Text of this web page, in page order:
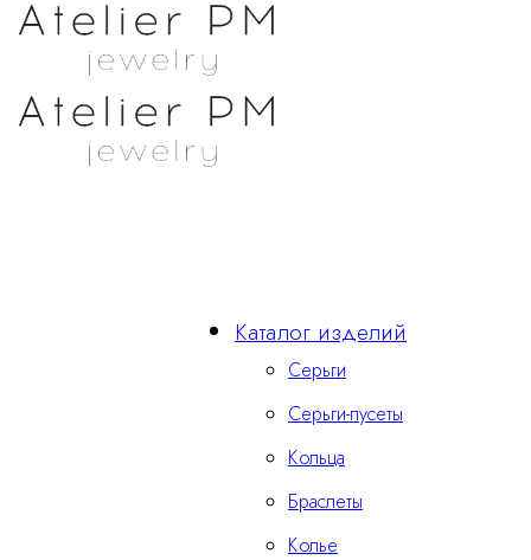
Каталог изделий
Серьги
Серьги-пусеты
Кольца
Браслеты
Колье